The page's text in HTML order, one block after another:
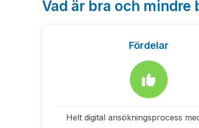
Vad är bra och mindre
Fördelar
Helt digital ansökningsprocess